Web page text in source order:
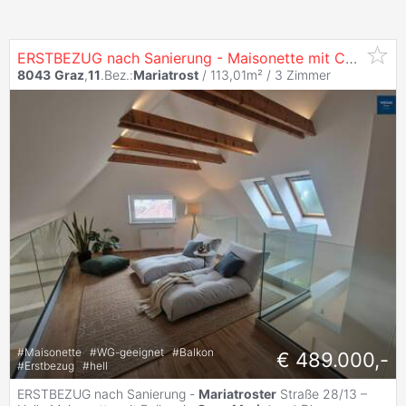
ERSTBEZUG nach Sanierung - Maisonette mit Charme und Komfort – Perfekt für jedes Zuhause in
8043 Graz,11.Bez.:Mariatrost / 113,01m² / 3 Zimmer
#Maisonette #WG-geeignet #Balkon
#Erstbezug #hell € 489.000,-
ERSTBEZUG nach Sanierung - Mariatroster Straße 28/13 –